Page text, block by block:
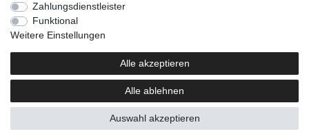
Unternehmen
Kontakt
Impressum
Newsletter
Zahlungsdienstleister
Funktional
Weitere Einstellungen
Alle akzeptieren
Alle ablehnen
Auswahl akzeptieren